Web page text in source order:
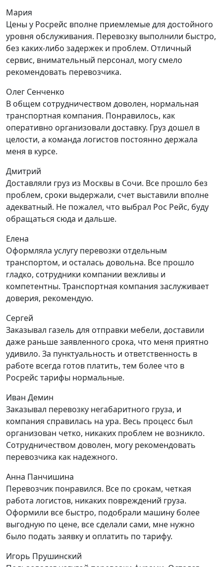
Мария
Цены у Росрейс вполне приемлемые для достойного
уровня обслуживания. Перевозку выполнили быстро,
без каких-либо задержек и проблем. Отличный
сервис, внимательный персонал, могу смело
рекомендовать перевозчика.
Олег Сенченко
В общем сотрудничеством доволен, нормальная
транспортная компания. Понравилось, как
оперативно организовали доставку. Груз дошел в
целости, а команда логистов постоянно держала
меня в курсе.
Дмитрий
Доставляли груз из Москвы в Сочи. Все прошло без
проблем, сроки выдержали, счет выставили вполне
адекватный. Не пожалел, что выбрал Рос Рейс, буду
обращаться сюда и дальше.
Елена
Оформляла услугу перевозки отдельным
транспортом, и осталась довольна. Все прошло
гладко, сотрудники компании вежливы и
компетентны. Транспортная компания заслуживает
доверия, рекомендую.
Сергей
Заказывал газель для отправки мебели, доставили
даже раньше заявленного срока, что меня приятно
удивило. За пунктуальность и ответственность в
работе всегда готов платить, тем более что в
Росрейс тарифы нормальные.
Иван Демин
Заказывал перевозку негабаритного груза, и
компания справилась на ура. Весь процесс был
организован четко, никаких проблем не возникло.
Сотрудничеством доволен, могу рекомендовать
перевозчика как надежного.
Анна Панчишина
Перевозчик понравился. Все по срокам, четкая
работа логистов, никаких повреждений груза.
Оформили все быстро, подобрали машину более
выгодную по цене, все сделали сами, мне нужно
было подать заявку и оплатить по тарифу.
Игорь Прушинский